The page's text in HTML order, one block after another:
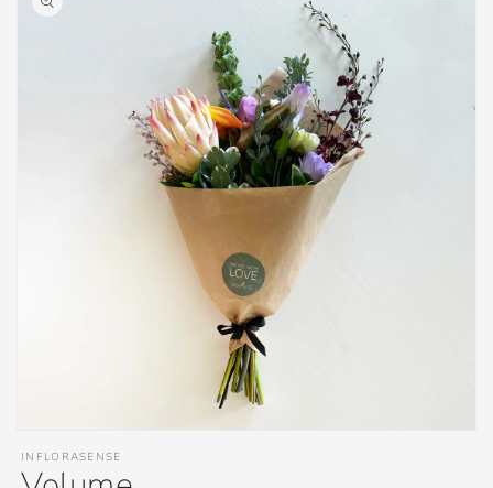
mediet
1
INFLORASENSE